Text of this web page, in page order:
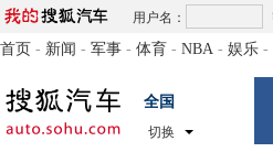
用户名：
首页 - 新闻 - 军事 - 体育 - NBA - 娱乐 -
全国
切换